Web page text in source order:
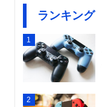
ランキング
1
2